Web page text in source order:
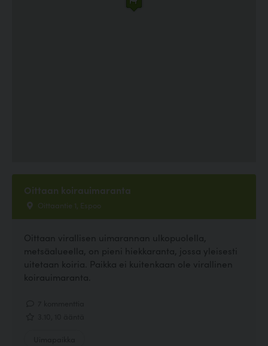
Oittaan koirauimaranta
Oittaantie 1, Espoo
Oittaan virallisen uimarannan ulkopuolella,
metsäalueella, on pieni hiekkaranta, jossa yleisesti
uitetaan koiria. Paikka ei kuitenkaan ole virallinen
koirauimaranta.